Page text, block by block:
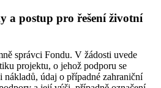
a postup pro řešení životní
správci Fondu. V žádosti uvede
projektu, o jehož podporu se
nákladů, údaj o případné zahraniční